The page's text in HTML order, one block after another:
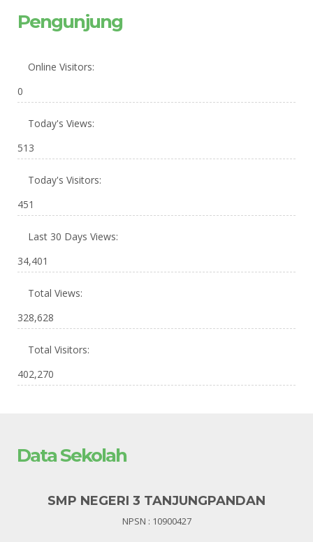
Pengunjung
Online Visitors:
0
Today's Views:
513
Today's Visitors:
451
Last 30 Days Views:
34,401
Total Views:
328,628
Total Visitors:
402,270
Data Sekolah
SMP NEGERI 3 TANJUNGPANDAN
NPSN : 10900427